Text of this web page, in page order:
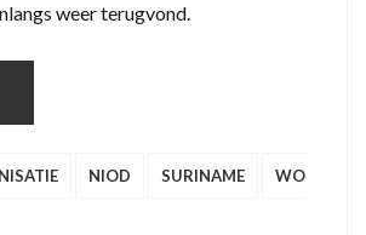
weer terugvond.
NIOD SURINAME WO